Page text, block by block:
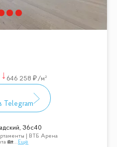
646 258 /м²
36с40
| ВТБ Арена
🏡... Ещё